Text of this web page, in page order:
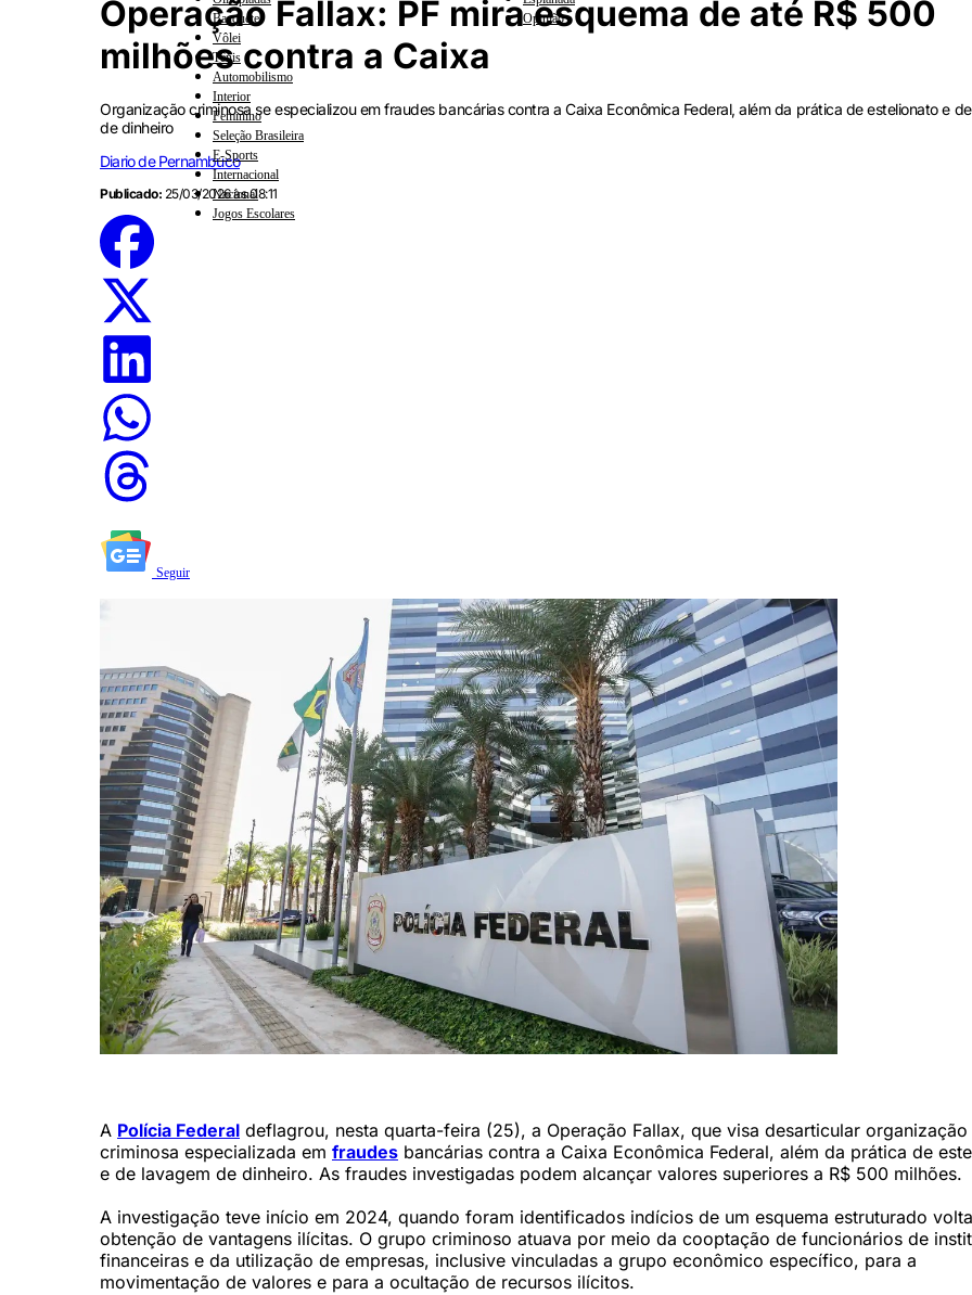
Basquete
Vôlei
Tênis
Automobilismo
Interior
Feminino
Seleção Brasileira
E-Sports
Internacional
Nacional
Jogos Escolares
Opinião
Operação Fallax: PF mira esquema de até R$ 500
milhões contra a Caixa
Organização criminosa se especializou em fraudes bancárias contra a Caixa Econômica Federal, além da prática de estelionato e
de dinheiro
Diario de Pernambuco
Publicado: 25/03/2026 às 08:11
Seguir
A Polícia Federal deflagrou, nesta quarta-feira (25), a Operação Fallax, que visa desarticular organização
criminosa especializada em fraudes bancárias contra a Caixa Econômica Federal, além da prática de
e de lavagem de dinheiro. As fraudes investigadas podem alcançar valores superiores a R$ 500 milhões.
A investigação teve início em 2024, quando foram identificados indícios de um esquema estruturado
obtenção de vantagens ilícitas. O grupo criminoso atuava por meio da cooptação de funcionários de
financeiras e da utilização de empresas, inclusive vinculadas a grupo econômico específico, para a
movimentação de valores e para a ocultação de recursos ilícitos.